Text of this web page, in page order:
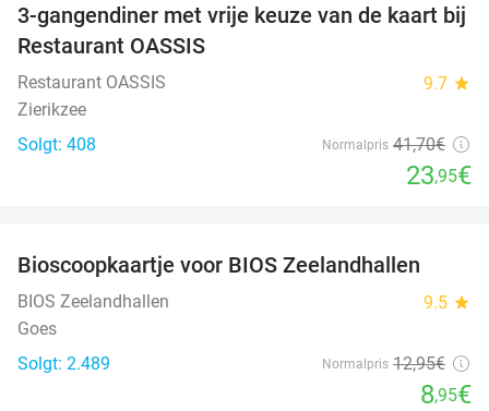
43%
3-gangendiner met vrije keuze van de kaart bij
Restaurant OASSIS
Restaurant OASSIS 9.7 star
Zierikzee
Solgt: 408
Normalpris 41,70€
23,95€
Bioscoopkaartje voor BIOS Zeelandhallen
BIOS Zeelandhallen 9.5 star
Goes
Solgt: 2.489
Normalpris 12,95€
8,95€